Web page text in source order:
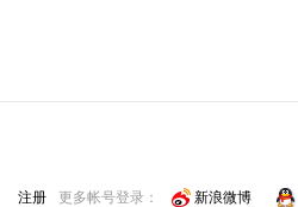
注册 更多帐号登录： 新浪微博